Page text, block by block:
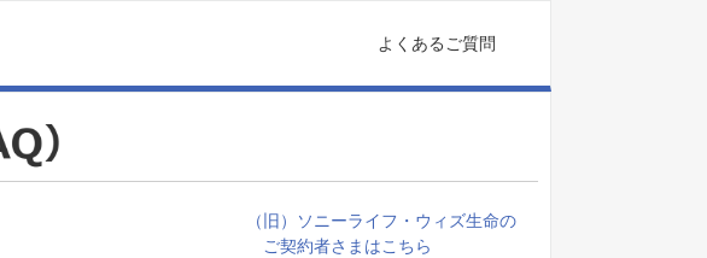
よくあるご質問
（旧）ソニーライフ・ウィズ生命の
ご契約者さまはこちら